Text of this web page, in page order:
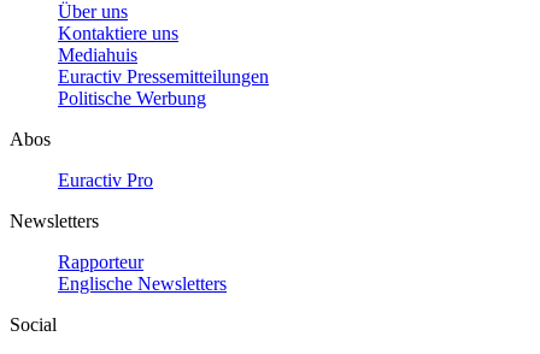
Über uns
Kontaktiere uns
Mediahuis
Euractiv Pressemitteilungen
Politische Werbung
Abos
Euractiv Pro
Newsletters
Rapporteur
Englische Newsletters
Social